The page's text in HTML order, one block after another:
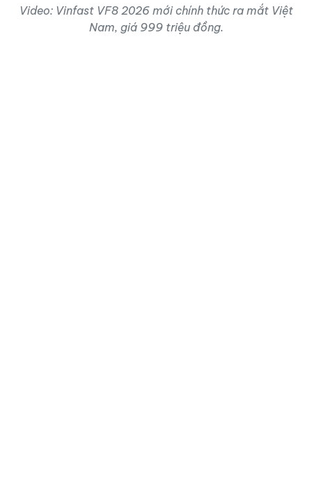
Video: Vinfast VF8 2026 mới chính thức ra mắt Việt
Nam, giá 999 triệu đồng.